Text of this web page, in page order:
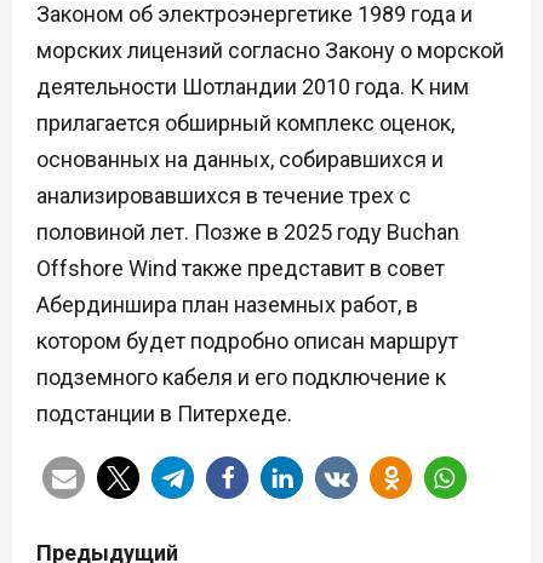
Законом об электроэнергетике 1989 года и
морских лицензий согласно Закону о морской
деятельности Шотландии 2010 года. К ним
прилагается обширный комплекс оценок,
основанных на данных, собиравшихся и
анализировавшихся в течение трех с
половиной лет. Позже в 2025 году Buchan
Offshore Wind также представит в совет
Абердиншира план наземных работ, в
котором будет подробно описан маршрут
подземного кабеля и его подключение к
подстанции в Питерхеде.
Н
Предыдущий